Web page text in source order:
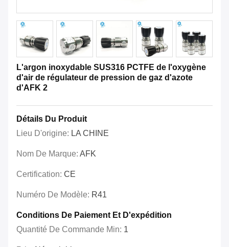
L'argon inoxydable SUS316 PCTFE de l'oxygène
d'air de régulateur de pression de gaz d'azote
d'AFK 2
Détails Du Produit
Lieu D'origine: LA CHINE
Nom De Marque: AFK
Certification: CE
Numéro De Modèle: R41
Conditions De Paiement Et D'expédition
Quantité De Commande Min: 1